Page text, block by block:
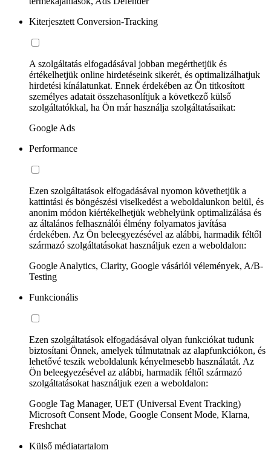
Kiterjesztett Conversion-Tracking
A szolgáltatás elfogadásával jobban megérthetjük és
értékelhetjük online hirdetéseink sikerét, és optimalizálhatjuk
hirdetési kínálatunkat. Ennek érdekében az Ön titkosított
személyes adatait összehasonlítjuk a következő külső
szolgáltatókkal, ha Ön már használja szolgáltatásaikat:
Google Ads
Performance
Ezen szolgáltatások elfogadásával nyomon követhetjük a
kattintási és böngészési viselkedést a weboldalunkon belül, és
anonim módon kiértékelhetjük webhelyünk optimalizálása és
az általános felhasználói élmény folyamatos javítása
érdekében. Az Ön beleegyezésével az alábbi, harmadik féltől
származó szolgáltatásokat használjuk ezen a weboldalon:
Google Analytics, Clarity, Google vásárlói vélemények, A/B-
Testing
Funkcionális
Ezen szolgáltatások elfogadásával olyan funkciókat tudunk
biztosítani Önnek, amelyek túlmutatnak az alapfunkciókon, és
lehetővé teszik weboldalunk kényelmesebb használatát. Az
Ön beleegyezésével az alábbi, harmadik féltől származó
szolgáltatásokat használjuk ezen a weboldalon:
Google Tag Manager, UET (Universal Event Tracking)
Microsoft Consent Mode, Google Consent Mode, Klarna,
Freshchat
Külső médiatartalom